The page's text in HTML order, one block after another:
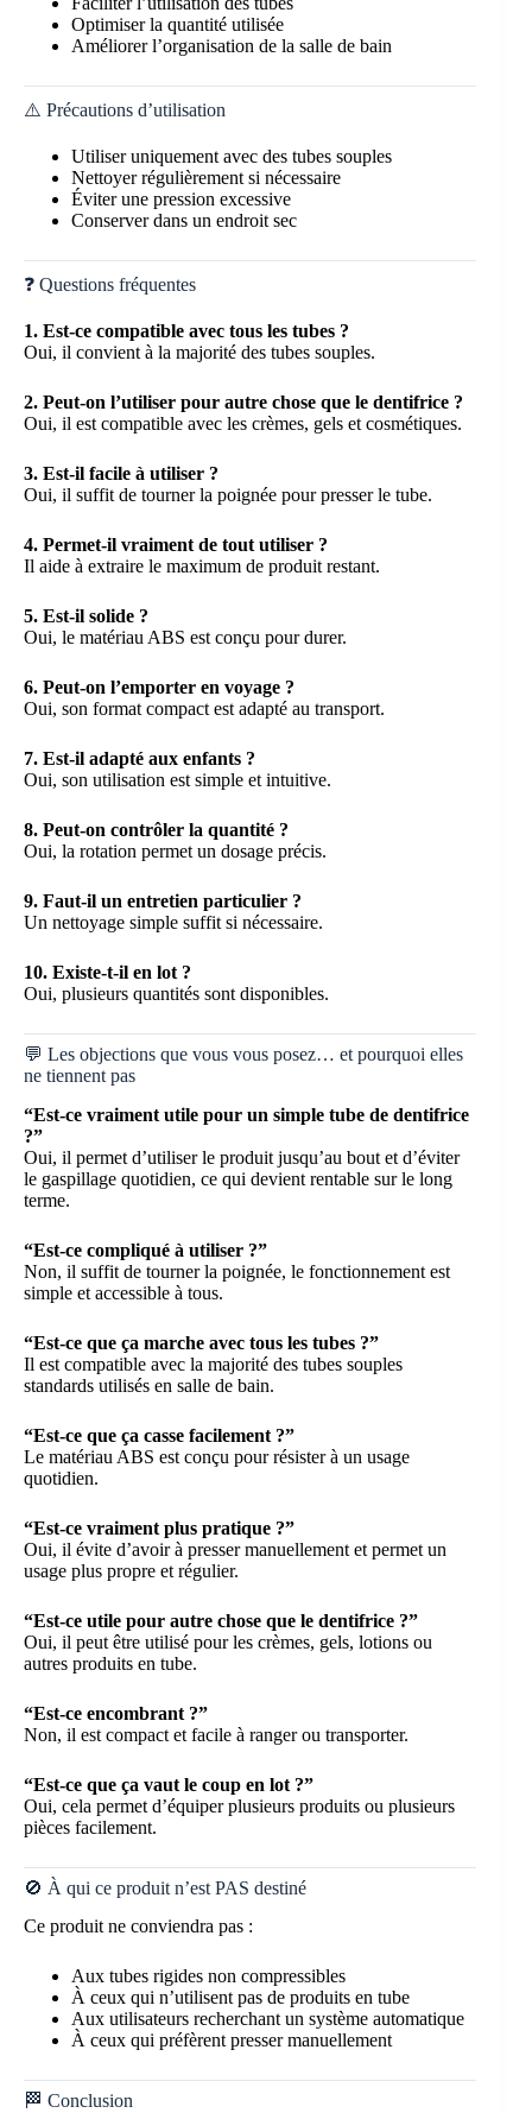
Optimiser la quantité utilisée
Améliorer l’organisation de la salle de bain
⚠️ Précautions d’utilisation
Utiliser uniquement avec des tubes souples
Nettoyer régulièrement si nécessaire
Éviter une pression excessive
Conserver dans un endroit sec
❓ Questions fréquentes
1. Est-ce compatible avec tous les tubes ?
Oui, il convient à la majorité des tubes souples.
2. Peut-on l’utiliser pour autre chose que le dentifrice ?
Oui, il est compatible avec les crèmes, gels et cosmétiques.
3. Est-il facile à utiliser ?
Oui, il suffit de tourner la poignée pour presser le tube.
4. Permet-il vraiment de tout utiliser ?
Il aide à extraire le maximum de produit restant.
5. Est-il solide ?
Oui, le matériau ABS est conçu pour durer.
6. Peut-on l’emporter en voyage ?
Oui, son format compact est adapté au transport.
7. Est-il adapté aux enfants ?
Oui, son utilisation est simple et intuitive.
8. Peut-on contrôler la quantité ?
Oui, la rotation permet un dosage précis.
9. Faut-il un entretien particulier ?
Un nettoyage simple suffit si nécessaire.
10. Existe-t-il en lot ?
Oui, plusieurs quantités sont disponibles.
💬 Les objections que vous vous posez… et pourquoi elles
ne tiennent pas
“Est-ce vraiment utile pour un simple tube de dentifrice
?”
Oui, il permet d’utiliser le produit jusqu’au bout et d’éviter
le gaspillage quotidien, ce qui devient rentable sur le long
terme.
“Est-ce compliqué à utiliser ?”
Non, il suffit de tourner la poignée, le fonctionnement est
simple et accessible à tous.
“Est-ce que ça marche avec tous les tubes ?”
Il est compatible avec la majorité des tubes souples
standards utilisés en salle de bain.
“Est-ce que ça casse facilement ?”
Le matériau ABS est conçu pour résister à un usage
quotidien.
“Est-ce vraiment plus pratique ?”
Oui, il évite d’avoir à presser manuellement et permet un
usage plus propre et régulier.
“Est-ce utile pour autre chose que le dentifrice ?”
Oui, il peut être utilisé pour les crèmes, gels, lotions ou
autres produits en tube.
“Est-ce encombrant ?”
Non, il est compact et facile à ranger ou transporter.
“Est-ce que ça vaut le coup en lot ?”
Oui, cela permet d’équiper plusieurs produits ou plusieurs
pièces facilement.
🚫 À qui ce produit n’est PAS destiné
Ce produit ne conviendra pas :
Aux tubes rigides non compressibles
À ceux qui n’utilisent pas de produits en tube
Aux utilisateurs recherchant un système automatique
À ceux qui préfèrent presser manuellement
🏁 Conclusion